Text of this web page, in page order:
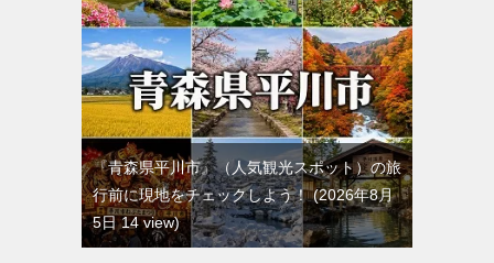
『青森県平川市』（人気観光スポット）の旅
行前に現地をチェックしよう！ 2026年8月
5日 14 view